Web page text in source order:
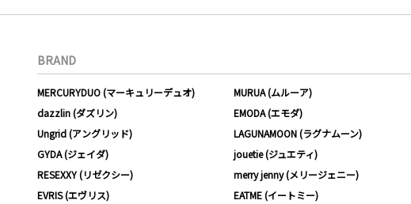
BRAND
MERCURYDUO (マーキュリーデュオ)
MURUA (ムルーア)
dazzlin (ダズリン)
EMODA (エモダ)
Ungrid (アングリッド)
LAGUNAMOON (ラグナムーン)
GYDA (ジェイダ)
jouetie (ジュエティ)
RESEXXY (リゼクシー)
merry jenny (メリージェニー)
EVRIS (エヴリス)
EATME (イートミー)